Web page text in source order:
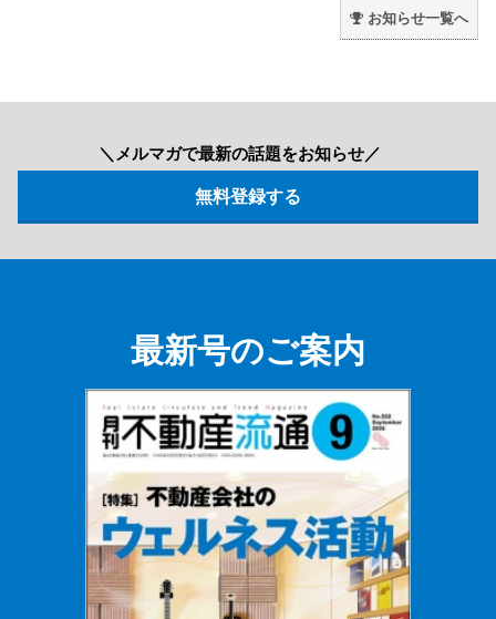
お知らせ一覧へ
＼メルマガで最新の話題をお知らせ／
最新号のご案内